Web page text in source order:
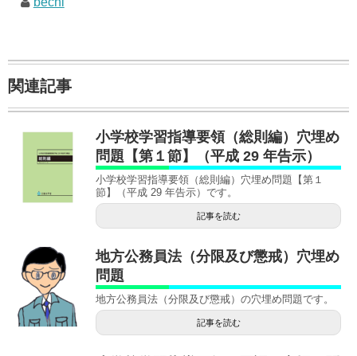
関連記事
小学校学習指導要領（総則編）穴埋め
問題【第１節】（平成 29 年告示）
小学校学習指導要領（総則編）穴埋め問題【第１
節】（平成 29 年告示）です。
記事を読む
地方公務員法（分限及び懲戒）穴埋め
問題
地方公務員法（分限及び懲戒）の穴埋め問題です。
記事を読む